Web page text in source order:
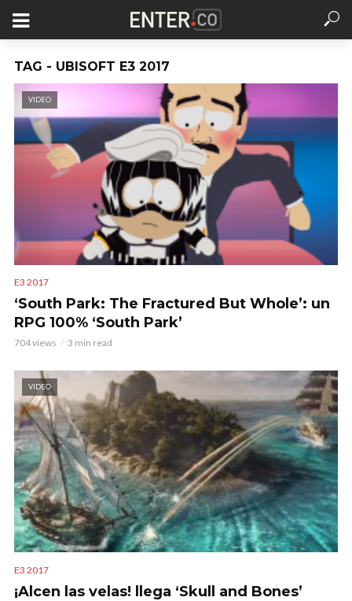
TAG - UBISOFT E3 2017
VIDEO
E3 2017
‘South Park: The Fractured But Whole’: un
RPG 100% ‘South Park’
704 views 3 min read
VIDEO
E3 2017
¡Alcen las velas! llega ‘Skull and Bones’